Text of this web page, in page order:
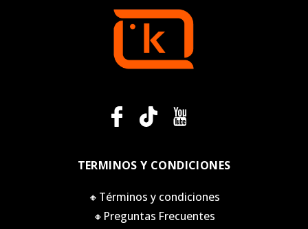
TERMINOS Y CONDICIONES
🔸Términos y condiciones
🔸Preguntas Frecuentes